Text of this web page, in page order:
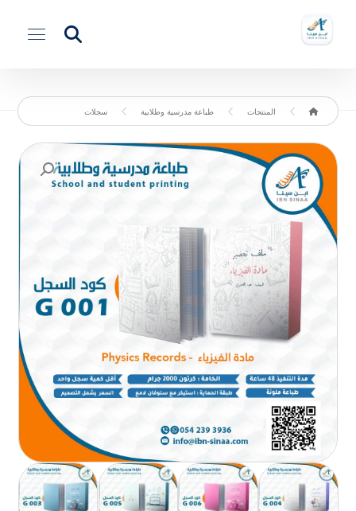
المنتجات طباعة مدرسية وطلابية سجلات